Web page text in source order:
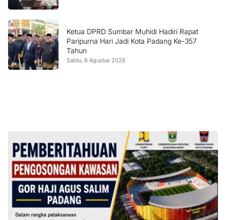
Ketua DPRD Sumbar Muhidi Hadiri Rapat
Paripurna Hari Jadi Kota Padang Ke-357
Tahun
Sabtu, 8 Agustus 2026